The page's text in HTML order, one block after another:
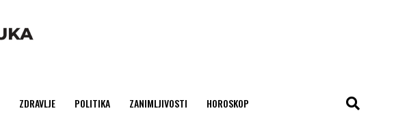
ZDRAVLJE POLITIKA ZANIMLJIVOSTI HOROSKOP